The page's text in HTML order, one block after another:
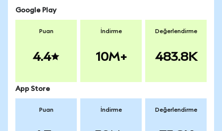
Google Play
Puan
4.4
İndirme
10M+
Değerlendirme
483.8K
App Store
Puan İndirme Değerlendirme